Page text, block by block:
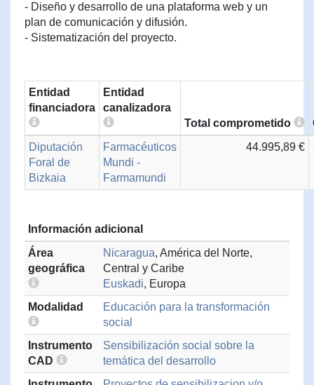
- Diseño y desarrollo de una plataforma web y un
plan de comunicación y difusión.
- Sistematización del proyecto.
Entidad
financiadora
Entidad
canalizadora
Total comprometido
Diputación
Foral de
Bizkaia
Farmacéuticos
Mundi -
Farmamundi
44.995,89 €
Información adicional
Área
geográfica
Nicaragua, América del Norte,
Central y Caribe
Euskadi, Europa
Modalidad
Educación para la transformación
social
Instrumento
CAD
Sensibilización social sobre la
temática del desarrollo